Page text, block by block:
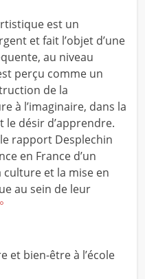
est un
et fait l’objet d’une
au niveau
perçu comme un
de la
à l’imaginaire, dans la
le désir d’apprendre.
rapport Desplechin
en France d’un
culture et la mise en
au sein de leur
et bien-être à l’école